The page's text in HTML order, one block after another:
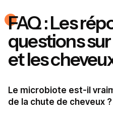
FAQ : Les
questions
et les
Le microbiote est-il
de la chute de cheveux ?